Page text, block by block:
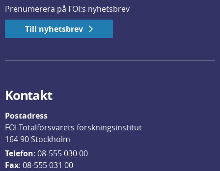
Prenumerera på FOI:s nyhetsbrev
Till nyhetsbrev
Kontakt
Postadress
FOI Totalförsvarets forskningsinstitut
164 90 Stockholm
Telefon: 08-555 030 00
Fax: 08-555 031 00